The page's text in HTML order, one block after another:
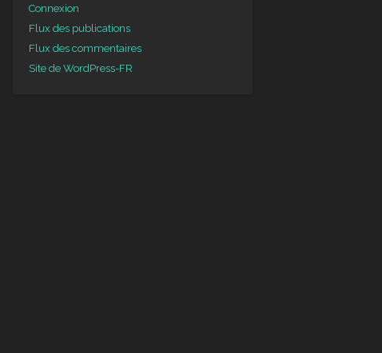
Connexion
Flux des publications
Flux des commentaires
Site de WordPress-FR